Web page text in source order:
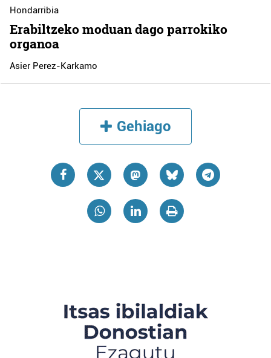
Hondarribia
Erabiltzeko moduan dago parrokiko
organoa
Asier Perez-Karkamo
Gehiago